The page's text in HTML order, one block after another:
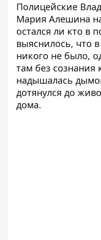
Полицейские
Мария Алешина
остался ли кто в
выяснилось, что
никого не было,
там без сознания
надышалась
дотянулся до
дома.